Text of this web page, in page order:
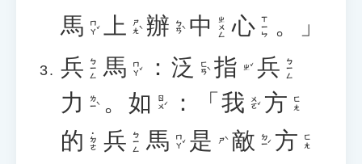
馬 ㄇㄚˇ 上 ㄕㄤˋ 辦 ㄅㄢˋ 中 ㄓㄨㄥ 心 ㄒㄧㄣ 。」
兵 ㄅㄧㄥ 馬 ㄇㄚˇ ： 泛 ㄈㄢˋ 指 ㄓˇ 兵 ㄅㄧㄥ
力 ㄌㄧˋ 。 如 ㄖㄨˊ ：「 我 ㄨㄛˇ 方 ㄈㄤ
的 ˙ㄉㄜ 兵 ㄅㄧㄥ 馬 ㄇㄚˇ 是 ㄕˋ 敵 ㄉㄧˊ 方 ㄈㄤ